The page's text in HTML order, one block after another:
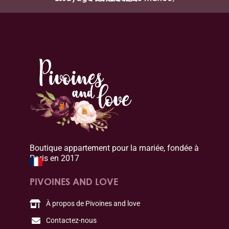
Boutique appartement pour la mariée, fondée à
Paris en 2017
PIVOINES AND LOVE
À propos de Pivoines and love
Contactez-nous